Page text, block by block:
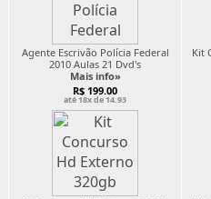
Agente Escrivão Polícia Federal
2010 Aulas 21 Dvd's
Mais info»
R$ 199.00
até 18x de 14.93
Kit